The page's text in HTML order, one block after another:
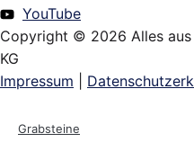
YouTube
Copyright © 2026 Alles aus
KG
Impressum
Grabsteine